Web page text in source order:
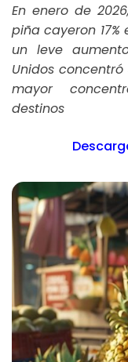
En enero de
piña cayeron 17%
un leve
Unidos
mayor
destinos